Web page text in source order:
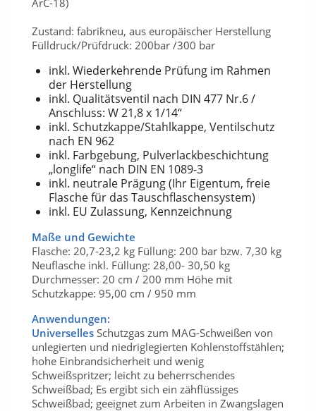
Zustand: fabrikneu, aus europäischer Herstellung
Fülldruck/Prüfdruck: 200bar /300 bar
inkl. Wiederkehrende Prüfung im Rahmen
der Herstellung
inkl. Qualitätsventil nach DIN 477 Nr.6 /
Anschluss: W 21,8 x 1/14“
inkl. Schutzkappe/Stahlkappe, Ventilschutz
nach EN 962
inkl. Farbgebung, Pulverlackbeschichtung
„longlife“ nach DIN EN 1089-3
inkl. neutrale Prägung (Ihr Eigentum, freie
Flasche für das Tauschflaschensystem)
inkl. EU Zulassung, Kennzeichnung
Maße und Gewichte
Flasche: 20,7-23,2 kg Füllung: 200 bar bzw. 7,30 kg
Neuflasche inkl. Füllung: 28,00- 30,50 kg
Durchmesser: 20 cm / 200 mm Höhe mit
Schutzkappe: 95,00 cm / 950 mm
Anwendungen:
Universelles Schutzgas zum MAG-Schweißen von
unlegierten und niedriglegierten Kohlenstoffstählen;
hohe Einbrandsicherheit und wenig
Schweißspritzer; leicht zu beherrschendes
Schweißbad; Es ergibt sich ein zähflüssiges
Schweißbad; geeignet zum Arbeiten in Zwangslagen